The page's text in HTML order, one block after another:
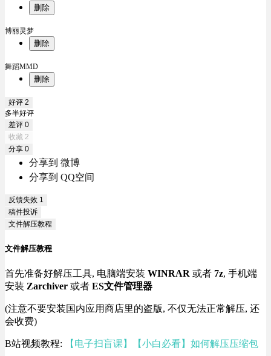
删除
博丽灵梦
删除
舞蹈MMD
删除
好评 2
多半好评
差评 0
收藏 2
分享 0
分享到 微博
分享到 QQ空间
反馈失效 1
稿件投诉
文件解压教程
文件解压教程
首先准备好解压工具, 电脑端安装 WINRAR 或者 7z, 手机端
安装 Zarchiver 或者 ES文件管理器
(注意不要安装国内应用商店里的盗版, 不仅无法正常解压, 还
会收费)
B站视频教程: 【电子扫盲课】【小白必看】如何解压压缩包